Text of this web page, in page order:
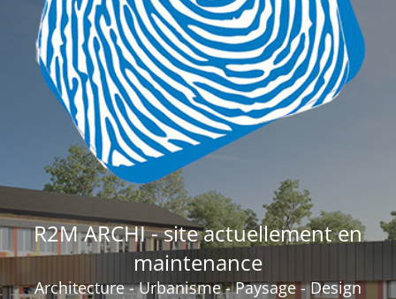
R2M ARCHI - site actuellement en
maintenance
Architecture - Urbanisme - Paysage - Design